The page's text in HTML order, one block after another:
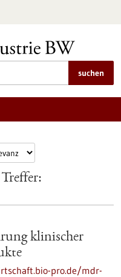
suchen
klinischer
pro.de/mdr-